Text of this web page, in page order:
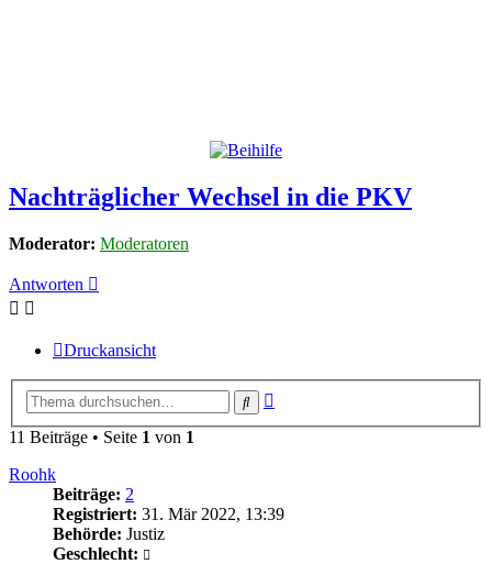
Nachträglicher Wechsel in die PKV
Moderator: Moderatoren
Antworten
Druckansicht
Suche
11 Beiträge • Seite 1 von 1
Roohk
Beiträge: 2
Registriert: 31. Mär 2022, 13:39
Behörde: Justiz
Geschlecht: